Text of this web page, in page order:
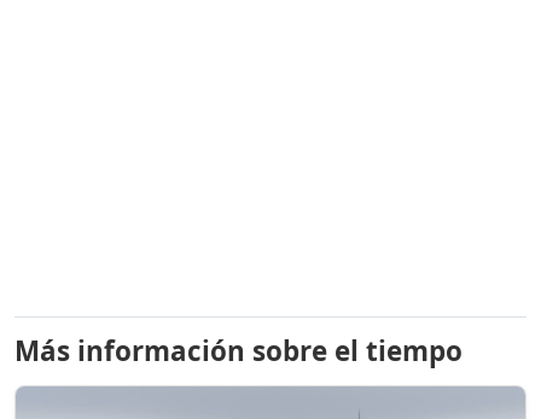
Más información sobre el tiempo